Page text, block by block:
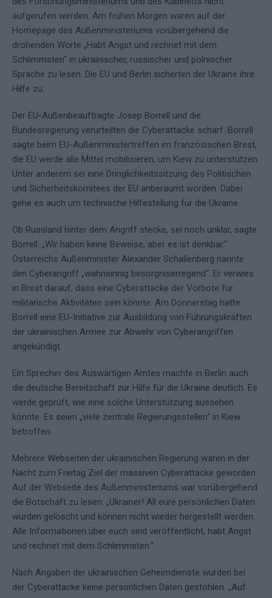
aufgerufen werden. Am frühen Morgen waren auf der
Homepage des Außenministeriums vorübergehend die
drohenden Worte „Habt Angst und rechnet mit dem
Schlimmsten“ in ukrainischer, russischer und polnischer
Sprache zu lesen. Die EU und Berlin sicherten der Ukraine ihre
Hilfe zu.
Der EU-Außenbeauftragte Josep Borrell und die
Bundesregierung verurteilten die Cyberattacke scharf. Borrell
sagte beim EU-Außenministertreffen im französischen Brest,
die EU werde alle Mittel mobilisieren, um Kiew zu unterstützen.
Unter anderem sei eine Dringlichkeitssitzung des Politischen
und Sicherheitskomitees der EU anberaumt worden. Dabei
gehe es auch um technische Hilfestellung für die Ukraine.
Ob Russland hinter dem Angriff stecke, sei noch unklar, sagte
Borrell: „Wir haben keine Beweise, aber es ist denkbar.“
Österreichs Außenminister Alexander Schallenberg nannte
den Cyberangriff „wahnsinnig besorgniserregend“. Er verwies
in Brest darauf, dass eine Cyberattacke der Vorbote für
militärische Aktivitäten sein könnte. Am Donnerstag hatte
Borrell eine EU-Initiative zur Ausbildung von Führungskräften
der ukrainischen Armee zur Abwehr von Cyberangriffen
angekündigt.
Ein Sprecher des Auswärtigen Amtes machte in Berlin auch
die deutsche Bereitschaft zur Hilfe für die Ukraine deutlich. Es
werde geprüft, wie eine solche Unterstützung aussehen
könnte. Es seien „viele zentrale Regierungsstellen“ in Kiew
betroffen.
Mehrere Webseiten der ukrainischen Regierung waren in der
Nacht zum Freitag Ziel der massiven Cyberattacke geworden.
Auf der Webseite des Außenministeriums war vorübergehend
die Botschaft zu lesen: „Ukrainer! All eure persönlichen Daten
wurden gelöscht und können nicht wieder hergestellt werden.
Alle Informationen über euch sind veröffentlicht, habt Angst
und rechnet mit dem Schlimmsten.“
Nach Angaben der ukrainischen Geheimdienste wurden bei
der Cyberattacke keine persönlichen Daten gestohlen. „Auf